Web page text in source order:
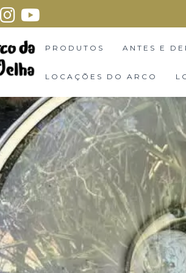
PRODUTOS ANTES E
LOCAÇÕES DO ARCO